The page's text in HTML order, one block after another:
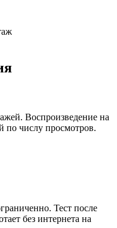
Воспроизведение на
по числу просмотров.
Тест после
без интернета на